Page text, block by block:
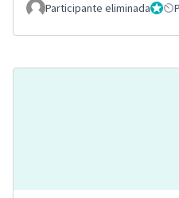
Participante eliminada